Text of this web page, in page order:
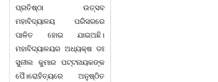
ପ୍ରତିଷ୍ଠା ଉତ୍ସବ
ମହାବିଦ୍ୟାଳୟ ପରିସରରେ
ପାଳିତ ହୋଇ ଯାଇଅଛି।
ମହାବିଦ୍ୟାଳୟର ଅଧ୍ୟକ୍ଷ ଡଃ
ସୁନୀଲ କୁମାର ପଟ୍ଟନାୟକଙ୍କ
ପୈ।ରୋହିତ୍ୟରେ ଅନୁଷ୍ଠିତ